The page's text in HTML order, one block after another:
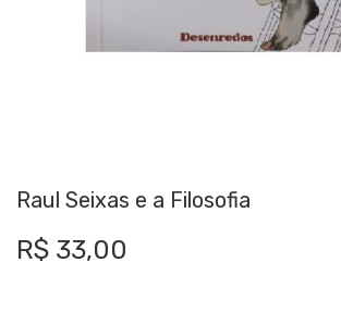
Raul Seixas e a Filosofia
R$ 33,00